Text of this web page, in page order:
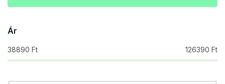
e
n
d
e
é
Ár
38890 Ft 126390 Ft